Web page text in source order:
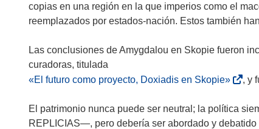
á
e
u
a
u
e
copias en una región en la que imperios como el
reemplazados por estados-nación. Estos también
Las conclusiones de Amygdalou en Skopie fueron
«El futuro como proyecto, Doxiadis en Skopie»(
e
a
, y
El patrimonio nunca puede ser neutral; la política
REPLICIAS—, pero debería ser abordado y